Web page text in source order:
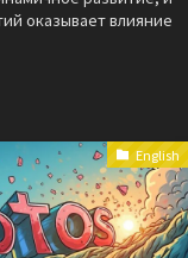
оказывает влияние
English